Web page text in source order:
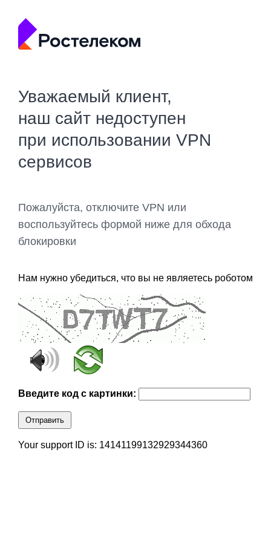
Уважаемый клиент,
наш сайт недоступен
при использовании VPN
сервисов
Пожалуйста, отключите VPN или
воспользуйтесь формой ниже для обхода
блокировки
Нам нужно убедиться, что вы не являетесь роботом
Введите код с картинки:
Отправить
Your support ID is: 14141199132929344360